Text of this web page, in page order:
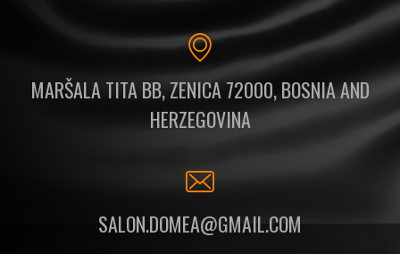
MARŠALA TITA BB, ZENICA 72000, BOSNIA AND
HERZEGOVINA
SALON.DOMEA@GMAIL.COM